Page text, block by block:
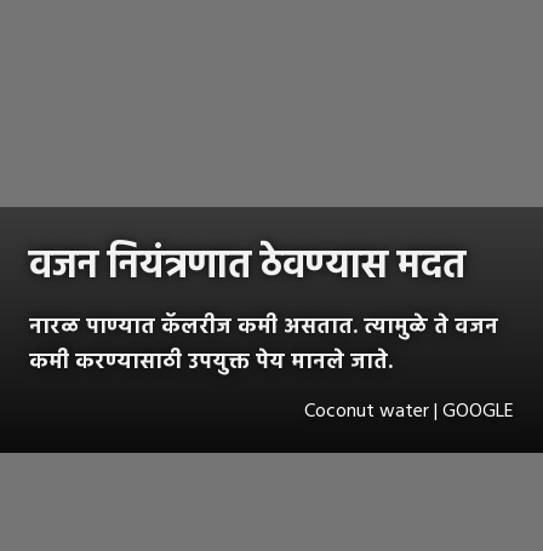
वजन नियंत्रणात ठेवण्यास मदत
नारळ पाण्यात कॅलरीज कमी असतात. त्यामुळे ते वजन
कमी करण्यासाठी उपयुक्त पेय मानले जाते.
Coconut water | GOOGLE